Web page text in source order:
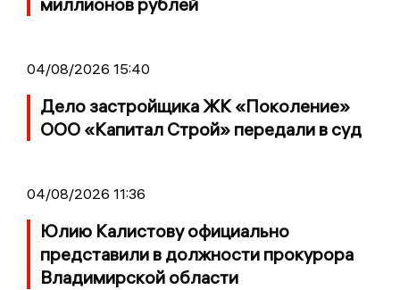
04/08/2026 15:40
Дело застройщика ЖК «Поколение»
ООО «Капитал Строй» передали в суд
04/08/2026 11:36
Юлию Калистову официально
представили в должности прокурора
Владимирской области